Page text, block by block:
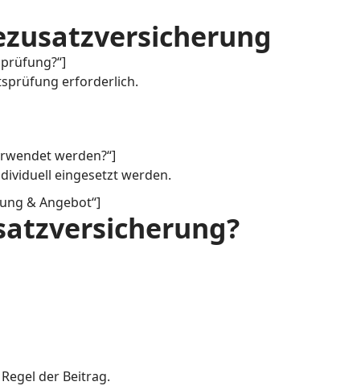
erforderlich.
werden?“]
eingesetzt werden.
& Angebot“]
der Beitrag.